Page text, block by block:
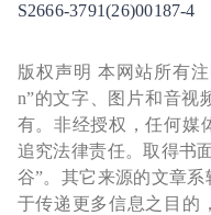
S2666-3791(26)00187-4
版权声明 本网站所有
n”的文字、图片和音视
有。非经授权，任何媒
追究法律责任。取得书
谷”。其它来源的文章
于传递更多信息之目的